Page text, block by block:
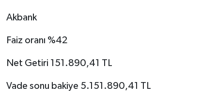
Akbank
Faiz oranı %42
Net Getiri 151.890,41 TL
Vade sonu bakiye 5.151.890,41 TL